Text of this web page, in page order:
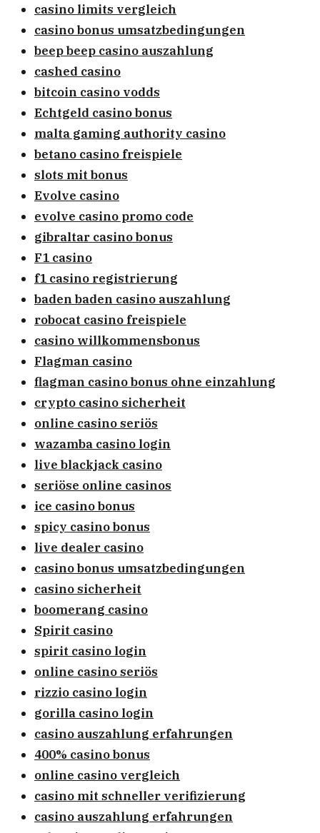
casino limits vergleich
casino bonus umsatzbedingungen
beep beep casino auszahlung
cashed casino
bitcoin casino vodds
Echtgeld casino bonus
malta gaming authority casino
betano casino freispiele
slots mit bonus
Evolve casino
evolve casino promo code
gibraltar casino bonus
F1 casino
f1 casino registrierung
baden baden casino auszahlung
robocat casino freispiele
casino willkommensbonus
Flagman casino
flagman casino bonus ohne einzahlung
crypto casino sicherheit
online casino seriös
wazamba casino login
live blackjack casino
seriöse online casinos
ice casino bonus
spicy casino bonus
live dealer casino
casino bonus umsatzbedingungen
casino sicherheit
boomerang casino
Spirit casino
spirit casino login
online casino seriös
rizzio casino login
gorilla casino login
casino auszahlung erfahrungen
400% casino bonus
online casino vergleich
casino mit schneller verifizierung
casino auszahlung erfahrungen